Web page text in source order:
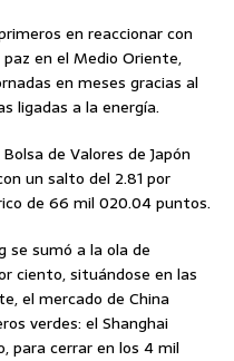
en reaccionar con
en el Medio Oriente,
en meses gracias al
ligadas a la energía.
de Valores de Japón
un salto del 2.81 por
de 66 mil 020.04 puntos.
se sumó a la ola de
ciento, situándose en las
el mercado de China
verdes: el Shanghai
para cerrar en los 4 mil